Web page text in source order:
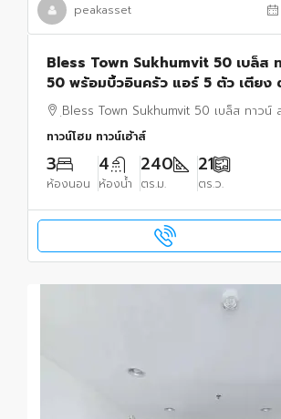
peakasset
Bless Town Sukhumvit 50 เบล็ส
50 พร้อมบิ้วอินครัว แอร์ 5 ตัว เตียง
Bless Town Sukhumvit 50 เบล็ส ทาวน์
ทาวน์โฮม ทาวน์เฮ้าส์
3
ห้องนอน
4
ห้องน้ำ
240
ตร.ม.
21
ตร.ว.